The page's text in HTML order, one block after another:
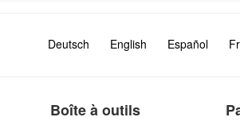
Deutsch English Español
Boîte à outils